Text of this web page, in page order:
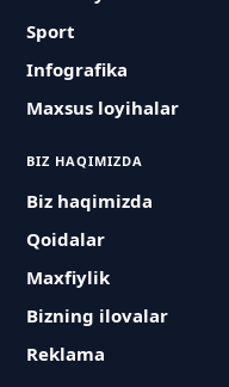
Sport
Infografika
Maxsus loyihalar
BIZ HAQIMIZDA
Biz haqimizda
Qoidalar
Maxfiylik
Bizning ilovalar
Reklama